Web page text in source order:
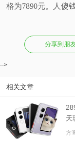
格为7890元。人傻
分享到朋
-->
相关文章
天
方